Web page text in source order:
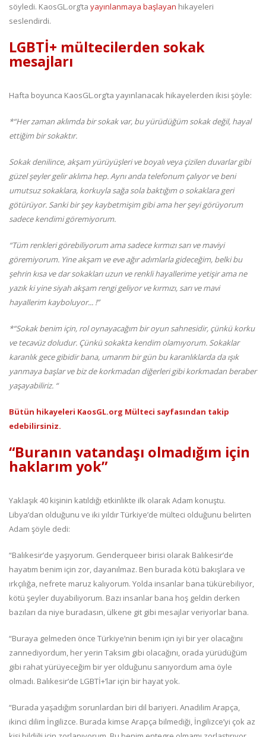
söyledi. KaosGL.org’ta yayınlanmaya başlayan hikayeleri
seslendirdi.
LGBTİ+ mültecilerden sokak
mesajları
Hafta boyunca KaosGL.org’ta yayınlanacak hikayelerden ikisi şöyle:
*“Her zaman aklımda bir sokak var, bu yürüdüğüm sokak değil, hayal
ettiğim bir sokaktır.
Sokak denilince, akşam yürüyüşleri ve boyalı veya çizilen duvarlar gibi
güzel şeyler gelir aklıma hep. Aynı anda telefonum çalıyor ve beni
umutsuz sokaklara, korkuyla sağa sola baktığım o sokaklara geri
götürüyor. Sanki bir şey kaybetmişim gibi ama her şeyi görüyorum
sadece kendimi göremiyorum.
“Tüm renkleri görebiliyorum ama sadece kırmızı sarı ve maviyi
göremiyorum. Yine akşam ve eve ağır adımlarla gideceğim, belki bu
şehrin kısa ve dar sokakları uzun ve renkli hayallerime yetişir ama ne
yazık ki yine siyah akşam rengi geliyor ve kırmızı, sarı ve mavi
hayallerim kayboluyor... !”
*“Sokak benim için, rol oynayacağım bir oyun sahnesidir, çünkü korku
ve tecavüz doludur. Çünkü sokakta kendim olamıyorum. Sokaklar
karanlık gece gibidir bana, umarım bir gün bu karanlıklarda da ışık
yanmaya başlar ve biz de korkmadan diğerleri gibi korkmadan beraber
yaşayabiliriz. “
Bütün hikayeleri KaosGL.org Mülteci sayfasından takip
edebilirsiniz.
“Buranın vatandaşı olmadığım için
haklarım yok”
Yaklaşık 40 kişinin katıldığı etkinlikte ilk olarak Adam konuştu.
Libya’dan olduğunu ve iki yıldır Türkiye’de mülteci olduğunu belirten
Adam şöyle dedi:
“Balıkesir’de yaşıyorum. Genderqueer birisi olarak Balıkesir’de
hayatım benim için zor, dayanılmaz. Ben burada kötü bakışlara ve
ırkçılığa, nefrete maruz kalıyorum. Yolda insanlar bana tükürebiliyor,
kötü şeyler duyabiliyorum. Bazı insanlar bana hoş geldin derken
bazıları da niye buradasın, ülkene git gibi mesajlar veriyorlar bana.
“Buraya gelmeden önce Türkiye’nin benim için iyi bir yer olacağını
zannediyordum, her yerin Taksim gibi olacağını, orada yürüdüğüm
gibi rahat yürüyeceğim bir yer olduğunu sanıyordum ama öyle
olmadı. Balıkesir’de LGBTİ+’lar için bir hayat yok.
“Burada yaşadığım sorunlardan biri dil bariyeri. Anadilim Arapça,
ikinci dilim İngilizce. Burada kimse Arapça bilmediği, İngilizce’yi çok az